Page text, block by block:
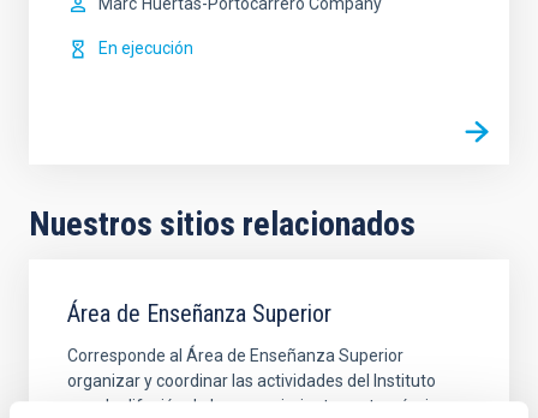
Marc Huertas-Portocarrero Company
En ejecución
Nuestros sitios relacionados
Área de Enseñanza Superior
Corresponde al Área de Enseñanza Superior
organizar y coordinar las actividades del Instituto
para la difusión de los conocimientos astronómicos,